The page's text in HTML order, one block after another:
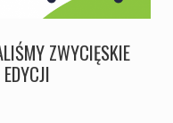
ZWYCIĘSKIE